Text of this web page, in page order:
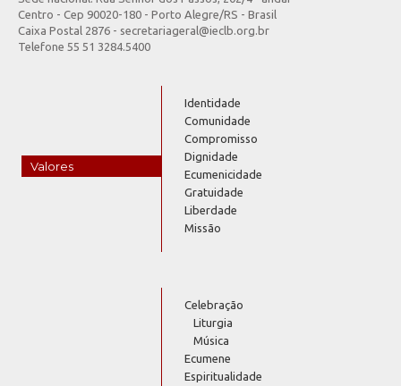
Centro - Cep 90020-180 - Porto Alegre/RS - Brasil
Caixa Postal 2876 - secretariageral@ieclb.org.br
Telefone 55 51 3284.5400
Valores
Identidade
Comunidade
Compromisso
Dignidade
Ecumenicidade
Gratuidade
Liberdade
Missão
Celebração
Liturgia
Música
Ecumene
Espiritualidade